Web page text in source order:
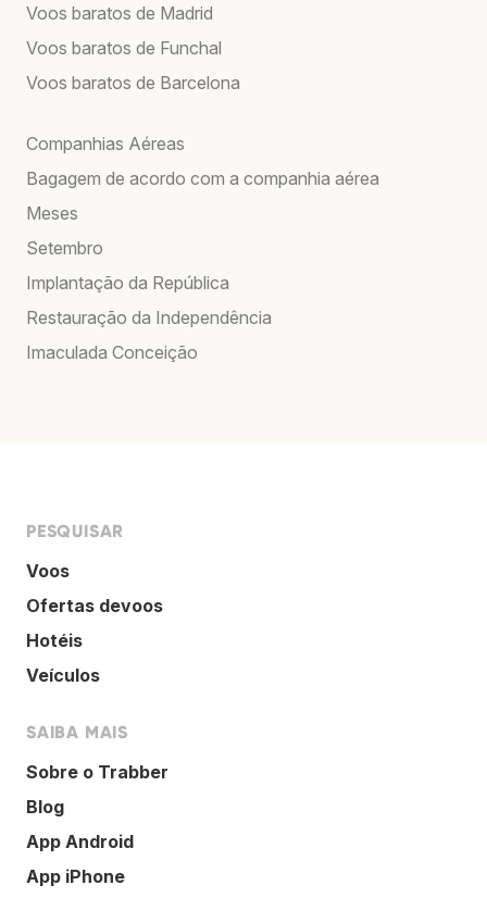
Voos baratos de Madrid
Voos baratos de Funchal
Voos baratos de Barcelona
Companhias Aéreas
Bagagem de acordo com a companhia aérea
Meses
Setembro
Implantação da República
Restauração da Independência
Imaculada Conceição
PESQUISAR
Voos
Ofertas devoos
Hotéis
Veículos
SAIBA MAIS
Sobre o Trabber
Blog
App Android
App iPhone